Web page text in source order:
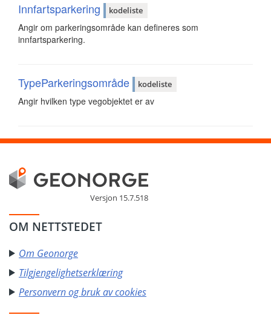
Innfartsparkering kodeliste
Angir om parkeringsområde kan defineres som
innfartsparkering.
TypeParkeringsområde kodeliste
Angir hvilken type vegobjektet er av